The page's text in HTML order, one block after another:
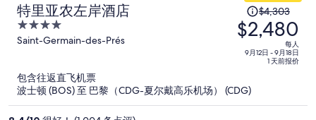
特里亚农左岸酒店
4
out
5
Saint-Germain-des-Prés
原
价
为
每
$4,303，
现
$4,303
$2,480
每人
9月12日 - 9月18日
1 天前报价
包含往返直飞机票
波士顿 (BOS) 至 巴黎（CDG-夏尔戴高乐机场） (CDG)